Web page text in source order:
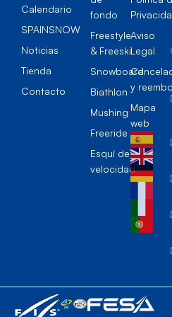
Calendario
SPAINSNOW
Noticias
Tienda
Contacto
fondo
Freestyle
& Freeski
Snowboard
Biathlon
Mushing
Freeride
Esquí de
velocidad
Aviso
Legal
y
Mapa
web